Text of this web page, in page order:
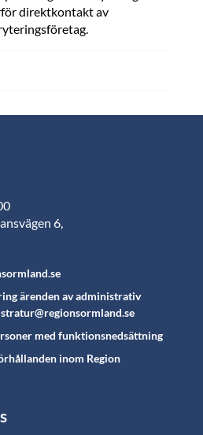
direktkontakt av
6,
ärenden av administrativ
med funktionsnedsättning
inom Region